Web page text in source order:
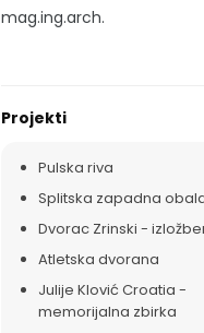
mag.ing.arch.
Projekti
Pulska riva
Splitska zapadna
Dvorac Zrinski -
Atletska dvorana
Julije Klović Croatia -
memorijalna zbirka